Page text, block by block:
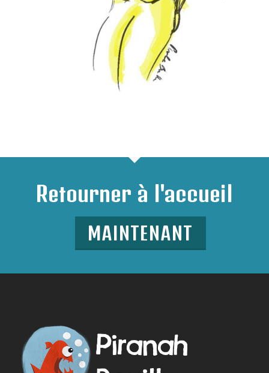
Retourner à l'accueil
MAINTENANT